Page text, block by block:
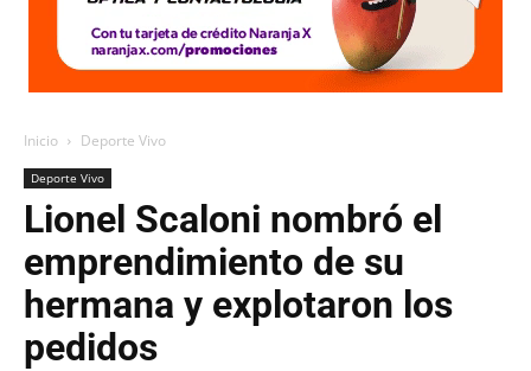
Inicio Deporte Vivo
Deporte Vivo
Lionel Scaloni nombró el
emprendimiento de su
hermana y explotaron los
pedidos